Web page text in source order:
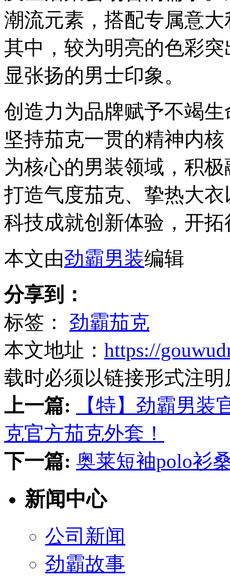
潮流元素，搭配专属意
其中，较为明亮的色彩
显张扬的男士印象。
创造力为品牌赋予不竭
坚持茄克一贯的精神内
为核心的男装领域，积
打造气度茄克、挚热大
科技成就创新体验，开
本文由劲霸男装编辑
分享到：
标签： 劲霸茄克
本文地址： https://
载时必须以链接形式注
上一篇:
【特】劲霸男
克官方茄克外套！
下一篇: 奥莱短袖polo衫
新闻中心
公司新闻
劲霸故事